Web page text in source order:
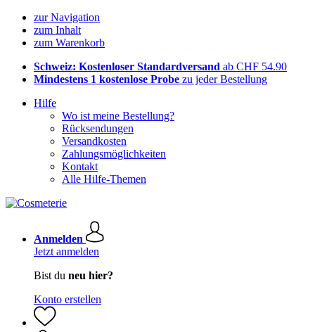
zur Navigation
zum Inhalt
zum Warenkorb
Schweiz: Kostenloser Standardversand ab CHF 54.90
Mindestens 1 kostenlose Probe zu jeder Bestellung
Hilfe
Wo ist meine Bestellung?
Rücksendungen
Versandkosten
Zahlungsmöglichkeiten
Kontakt
Alle Hilfe-Themen
Anmelden
Jetzt anmelden
Bist du neu hier?
Konto erstellen